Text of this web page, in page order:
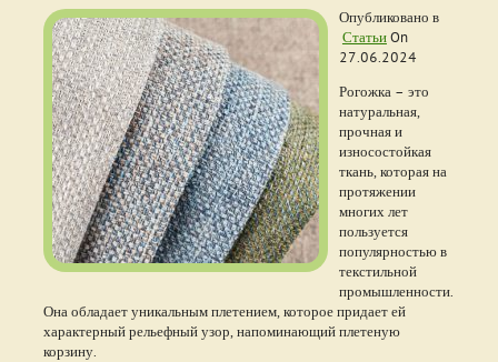
Опубликовано в
СтатьиOn
27.06.2024
Рогожка – это
натуральная,
прочная и
износостойкая
ткань, которая на
протяжении
многих лет
пользуется
популярностью в
текстильной
промышленности.
Она обладает уникальным плетением, которое придает ей
характерный рельефный узор, напоминающий плетеную
корзину.